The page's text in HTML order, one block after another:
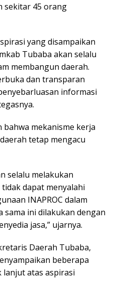
sekitar 45 orang
yang disampaikan
Tubaba akan selalu
membangun daerah.
dan transparan
informasi
mekanisme kerja
tetap mengacu
selalu melakukan
dapat menyalahi
INAPROC dalam
sama ini dilakukan dengan
jasa,” ujarnya.
Daerah Tubaba,
beberapa
atas aspirasi